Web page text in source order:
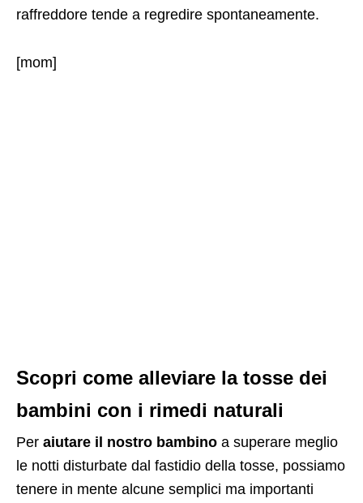
raffreddore tende a regredire spontaneamente.
[mom]
Scopri come alleviare la tosse dei
bambini con i rimedi naturali
Per aiutare il nostro bambino a superare meglio
le notti disturbate dal fastidio della tosse, possiamo
tenere in mente alcune semplici ma importanti